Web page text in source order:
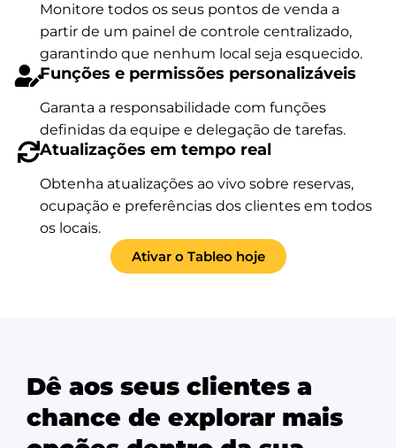
Monitore todos os seus pontos de venda a
partir de um painel de controle centralizado,
garantindo que nenhum local seja esquecido.
Funções e permissões personalizáveis
Garanta a responsabilidade com funções
definidas da equipe e delegação de tarefas.
Atualizações em tempo real
Obtenha atualizações ao vivo sobre reservas,
ocupação e preferências dos clientes em todos
os locais.
Ativar o Tableo hoje
Dê aos seus clientes a
chance de explorar mais